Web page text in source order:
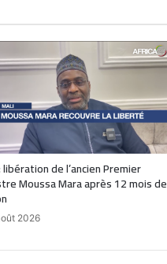
libération de l’ancien Premier
Moussa Mara après 12 mois de
2026